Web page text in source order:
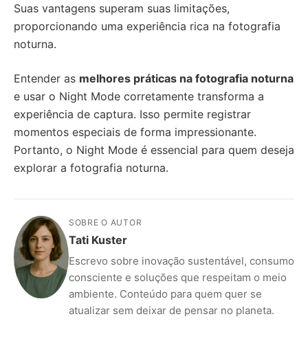
Suas vantagens superam suas limitações,
proporcionando uma experiência rica na fotografia
noturna.
Entender as melhores práticas na fotografia noturna
e usar o Night Mode corretamente transforma a
experiência de captura. Isso permite registrar
momentos especiais de forma impressionante.
Portanto, o Night Mode é essencial para quem deseja
explorar a fotografia noturna.
SOBRE O AUTOR
Tati Kuster
Escrevo sobre inovação sustentável, consumo
consciente e soluções que respeitam o meio
ambiente. Conteúdo para quem quer se
atualizar sem deixar de pensar no planeta.